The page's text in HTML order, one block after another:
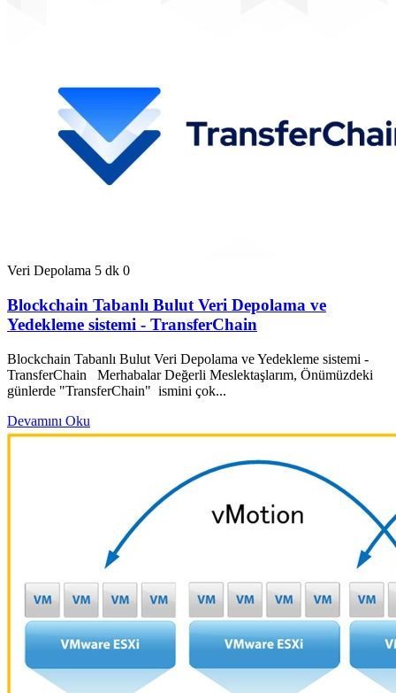
Veri Depolama 5 dk 0
Blockchain Tabanlı Bulut Veri Depolama ve
Yedekleme sistemi - TransferChain
Blockchain Tabanlı Bulut Veri Depolama ve Yedekleme sistemi -
TransferChain Merhabalar Değerli Meslektaşlarım, Önümüzdeki
günlerde "TransferChain" ismini çok...
Devamını Oku